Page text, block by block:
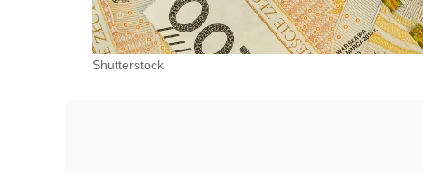
Shutterstock